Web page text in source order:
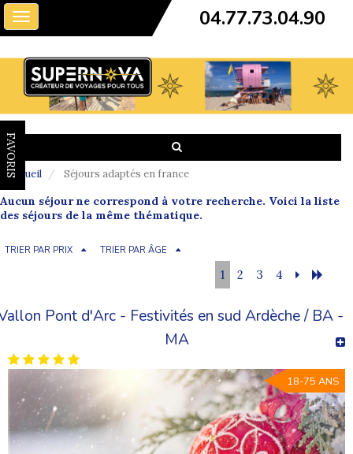
Toggle
navigation
04.77.73.04.90
FAVORIS
Accueil Séjours adaptés en france
Aucun séjour ne correspond à votre recherche. Voici la liste
des séjours de la même thématique.
TRIER PAR PRIX TRIER PAR ÂGE
1 2 3 4
Pont d'Arc - Festivités en sud Ardèche / BA -
MA
18-75 ANS